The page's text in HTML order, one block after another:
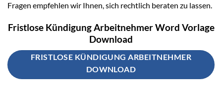
Fragen empfehlen wir Ihnen, sich rechtlich beraten zu lassen.
Fristlose Kündigung Arbeitnehmer Word Vorlage
Download
FRISTLOSE KÜNDIGUNG ARBEITNEHMER
DOWNLOAD